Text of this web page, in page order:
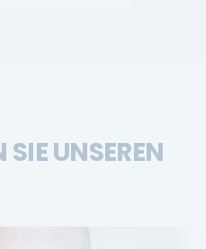
UNSEREN